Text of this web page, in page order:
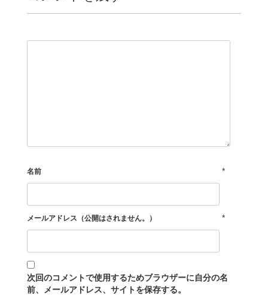
名前 *
メールアドレス（公開はされません。） *
次回のコメントで使用するためブラウザーに自分の名
前、メールアドレス、サイトを保存する。